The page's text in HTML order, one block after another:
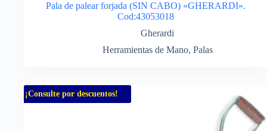
Pala de palear forjada (SIN CABO) «GHERARDI».
Cod:43053018
Gherardi
Herramientas de Mano, Palas
¡Consulte por descuentos!